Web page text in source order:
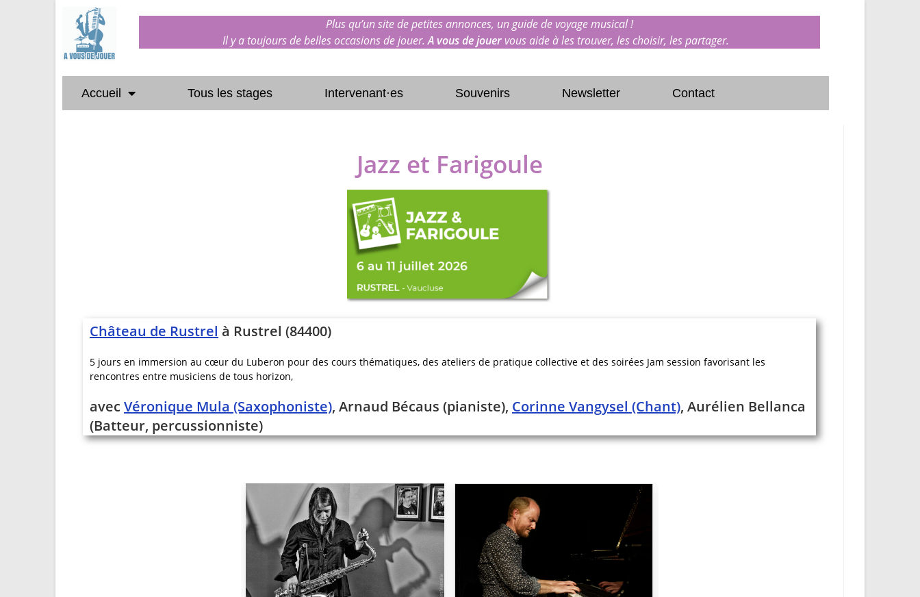
Plus qu’un site de petites annonces, un guide de voyage musical !
Il y a toujours de belles occasions de jouer.A vous de jouervous aide à les trouver, les choisir, les partager.
Accueil Tous les stages Intervenant·es Souvenirs Newsletter Contact
Jazz et Farigoule
Château de Rustrel à Rustrel (84400)
5 jours en immersion au cœur du Luberon pour des cours thématiques, des ateliers de pratique collective et des soirées Jam session favorisant les
rencontres entre musiciens de tous horizon,
avec Véronique Mula (Saxophoniste), Arnaud Bécaus (pianiste), Corinne Vangysel (Chant), Aurélien Bellanca
(Batteur, percussionniste)